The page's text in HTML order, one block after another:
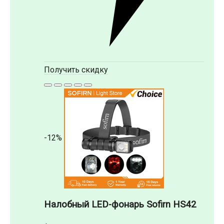
Получить скидку
-12%
Налобный LED-фонарь Sofirn HS42